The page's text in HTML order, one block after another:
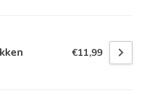
€11,99